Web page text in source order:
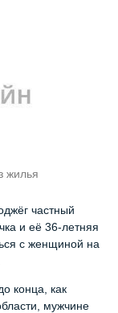
жилья
частный
и её 36-летняя
с женщиной на
конца, как
мужчине